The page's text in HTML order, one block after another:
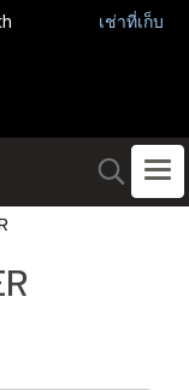
เช่าที่เก็บ